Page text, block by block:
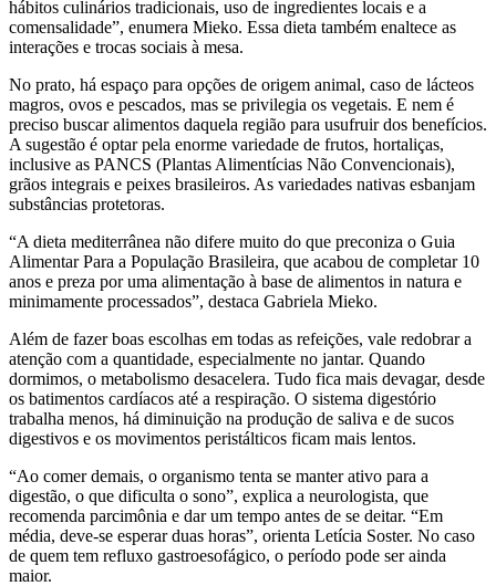
hábitos culinários tradicionais, uso de ingredientes locais e a
comensalidade”, enumera Mieko. Essa dieta também enaltece as
interações e trocas sociais à mesa.
No prato, há espaço para opções de origem animal, caso de lácteos
magros, ovos e pescados, mas se privilegia os vegetais. E nem é
preciso buscar alimentos daquela região para usufruir dos benefícios.
A sugestão é optar pela enorme variedade de frutos, hortaliças,
inclusive as PANCS (Plantas Alimentícias Não Convencionais),
grãos integrais e peixes brasileiros. As variedades nativas esbanjam
substâncias protetoras.
“A dieta mediterrânea não difere muito do que preconiza o Guia
Alimentar Para a População Brasileira, que acabou de completar 10
anos e preza por uma alimentação à base de alimentos in natura e
minimamente processados”, destaca Gabriela Mieko.
Além de fazer boas escolhas em todas as refeições, vale redobrar a
atenção com a quantidade, especialmente no jantar. Quando
dormimos, o metabolismo desacelera. Tudo fica mais devagar, desde
os batimentos cardíacos até a respiração. O sistema digestório
trabalha menos, há diminuição na produção de saliva e de sucos
digestivos e os movimentos peristálticos ficam mais lentos.
“Ao comer demais, o organismo tenta se manter ativo para a
digestão, o que dificulta o sono”, explica a neurologista, que
recomenda parcimônia e dar um tempo antes de se deitar. “Em
média, deve-se esperar duas horas”, orienta Letícia Soster. No caso
de quem tem refluxo gastroesofágico, o período pode ser ainda
maior.